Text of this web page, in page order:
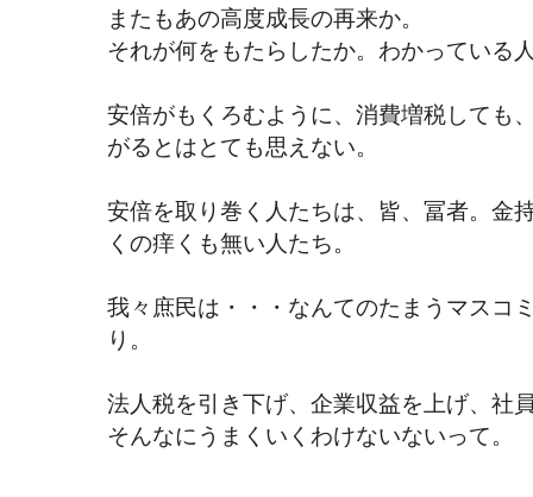
またもあの高度成長の再来か。
それが何をもたらしたか。わかっている
安倍がもくろむように、消費増税しても
がるとはとても思えない。
安倍を取り巻く人たちは、皆、冨者。金
くの痒くも無い人たち。
我々庶民は・・・なんてのたまうマスコ
り。
法人税を引き下げ、企業収益を上げ、社
そんなにうまくいくわけないないって。